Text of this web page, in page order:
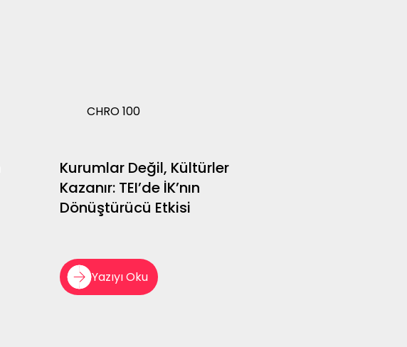
CHRO 100
Kurumlar Değil, Kültürler
Kazanır: TEI’de İK’nın
Dönüştürücü Etkisi
Yazıyı Oku